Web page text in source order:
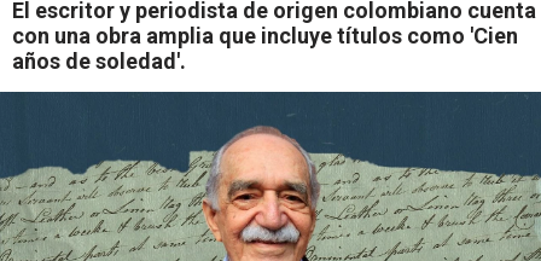
s
q
e
El escritor y periodista de origen colombiano cuenta
con una obra amplia que incluye títulos como 'Cien
años de soledad'.